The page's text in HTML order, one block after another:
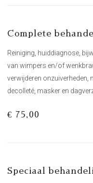
Complete
Reiniging, huiddiagnose,
van wimpers en/of
verwijderen onzuiverheden,
decolleté, masker en
€ 75,00
Speciaal